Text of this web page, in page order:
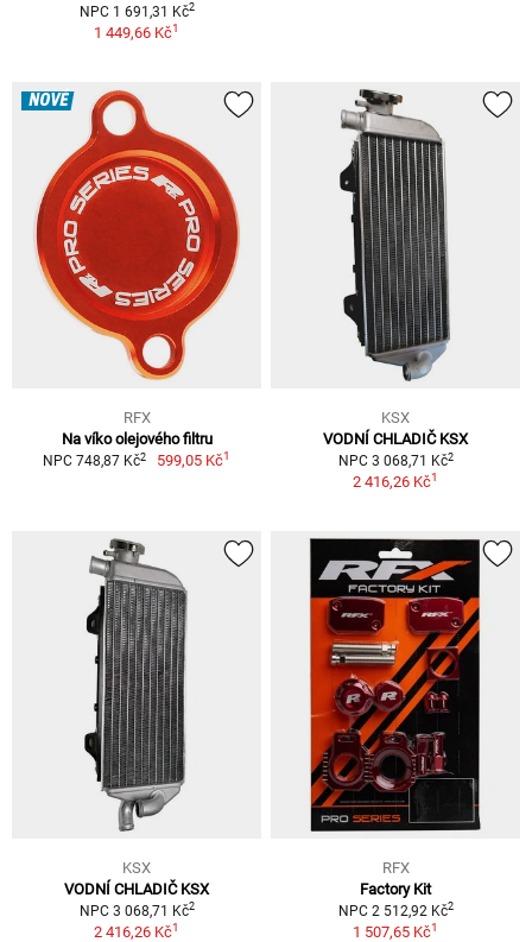
NPC 1 691,31 Kč2
1 449,66 Kč1
NOVÉ
RFX
Na víko olejového filtru
NPC 748,87 Kč2 599,05 Kč1
KSX
VODNÍ CHLADIČ KSX
NPC 3 068,71 Kč2
2 416,26 Kč1
KSX
VODNÍ CHLADIČ KSX
NPC 3 068,71 Kč2
2 416,26 Kč1
RFX
Factory Kit
NPC 2 512,92 Kč2
1 507,65 Kč1